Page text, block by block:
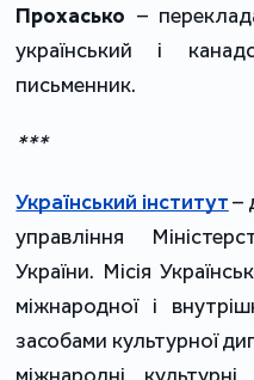
Прохасько –
український і
письменник.
***
Український інститут–
управління
України. Місія
міжнародної і
засобами культурної